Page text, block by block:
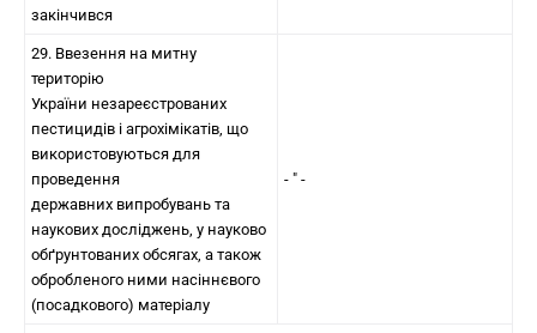
закінчився
29. Ввезення на митну
територію
України незареєстрованих
пестицидів і агрохімікатів, що
використовуються для
проведення
державних випробувань та
наукових досліджень, у науково
обґрунтованих обсягах, а також
обробленого ними насіннєвого
(посадкового) матеріалу
- " -